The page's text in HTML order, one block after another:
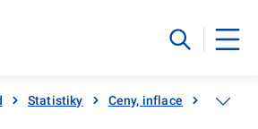
Statistiky Ceny, inflace Ceny